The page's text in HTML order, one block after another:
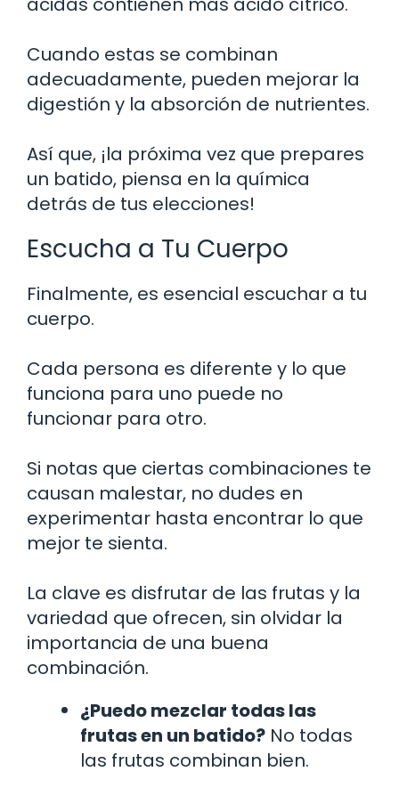
Cuando estas se combinan
adecuadamente, pueden mejorar la
digestión y la absorción de nutrientes.
Así que, ¡la próxima vez que prepares
un batido, piensa en la química
detrás de tus elecciones!
Escucha a Tu Cuerpo
Finalmente, es esencial escuchar a tu
cuerpo.
Cada persona es diferente y lo que
funciona para uno puede no
funcionar para otro.
Si notas que ciertas combinaciones te
causan malestar, no dudes en
experimentar hasta encontrar lo que
mejor te sienta.
La clave es disfrutar de las frutas y la
variedad que ofrecen, sin olvidar la
importancia de una buena
combinación.
¿Puedo mezclar todas las
frutas en un batido? No todas
las frutas combinan bien.